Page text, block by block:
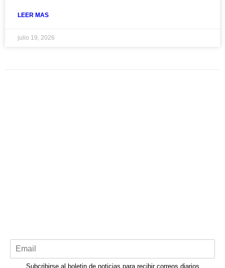
LEER MAS
julio 19, 2026
Subcribirse al boletin de noticias para recibir correos diarios